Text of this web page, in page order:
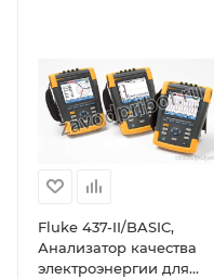
Fluke 437-II/BASIC,
Анализатор качества
электроэнергии для